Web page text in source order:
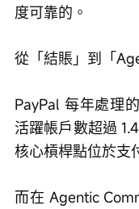
度可靠的。
從「結賬」到「
PayPal 每年處理
活躍帳戶數超過
核心槓桿點位於支
而在 Agentic